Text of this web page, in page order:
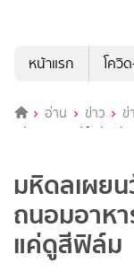
หน้าแรก
โควิ
อ่าน ข่าว ข่
นวัตกรรม “ฟิล์มอัญชั
มหิดลเผย
ถนอมอาหา
แค่ดูสีฟิล์ม